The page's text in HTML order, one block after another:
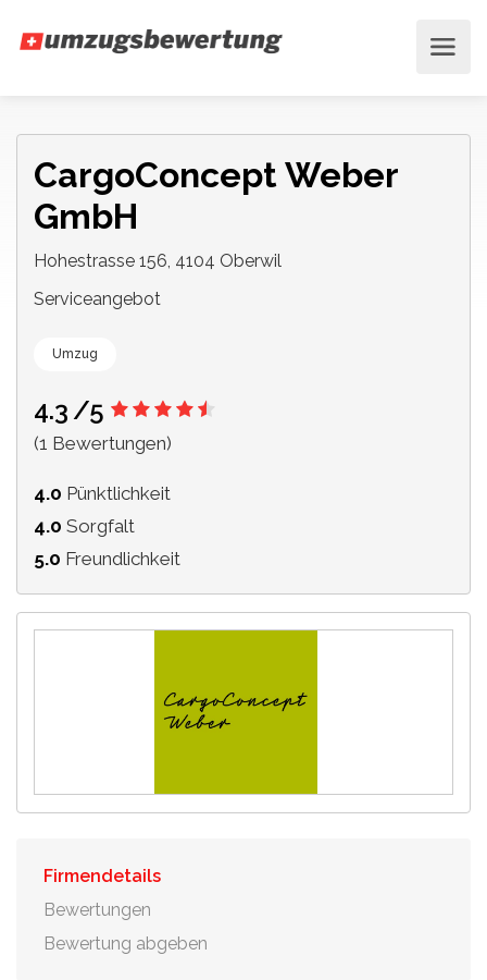
CargoConcept Weber
GmbH
Hohestrasse 156, 4104 Oberwil
Serviceangebot
Umzug
4.3 /5
(1 Bewertungen)
4.0 Pünktlichkeit
4.0 Sorgfalt
5.0 Freundlichkeit
Firmendetails
Bewertungen
Bewertung abgeben